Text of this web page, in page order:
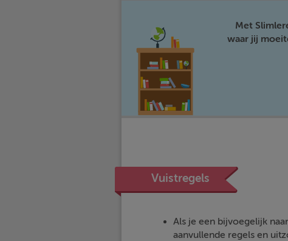
Met
waar jij
Vuistregels
Als je een bijvoegelijk
aanvullende regels en